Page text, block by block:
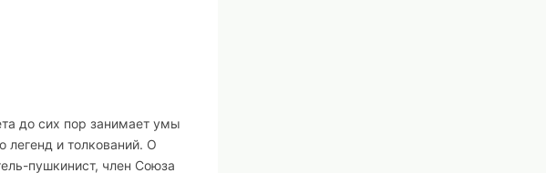
до сих пор занимает умы
легенд и толкований. О
пушкинист, член Союза